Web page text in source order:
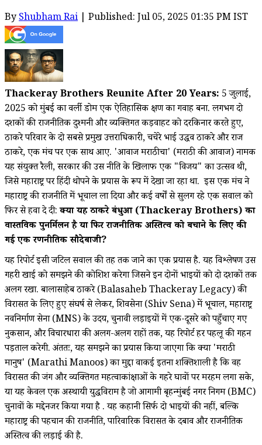
ByShubham Rai | Published: Jul 05, 2025 01:35 PM IST
Thackeray Brothers Reunite After 20 Years: 5 जुलाई,
2025 को मुंबई का वर्ली डोम एक ऐतिहासिक क्षण का गवाह बना. लगभग दो
दशकों की राजनीतिक दुश्मनी और व्यक्तिगत कड़वाहट को दरकिनार करते हुए,
ठाकरे परिवार के दो सबसे प्रमुख उत्तराधिकारी, चचेरे भाई उद्धव ठाकरे और राज
ठाकरे, एक मंच पर एक साथ आए. 'आवाज मराठीचा' (मराठी की आवाज) नामक
यह संयुक्त रैली, सरकार की उस नीति के खिलाफ एक "विजय" का उत्सव थी,
जिसे महाराष्ट्र पर हिंदी थोपने के प्रयास के रूप में देखा जा रहा था. इस एक मंच ने
महाराष्ट्र की राजनीति में भूचाल ला दिया और कई वर्षों से सुलग रहे एक सवाल को
फिर से हवा दे दी:क्या यह ठाकरे बंधुओं (Thackeray Brothers) का
वास्तविक पुनर्मिलन है या फिर राजनीतिक अस्तित्व को बचाने के लिए की
गई एक रणनीतिक सौदेबाजी?
यह रिपोर्ट इसी जटिल सवाल की तह तक जाने का एक प्रयास है. यह विश्लेषण उस
गहरी खाई को समझने की कोशिश करेगा जिसने इन दोनों भाइयों को दो दशकों तक
अलग रखा. बालासाहेब ठाकरे (Balasaheb Thackeray Legacy) की
विरासत के लिए हुए संघर्ष से लेकर, शिवसेना (Shiv Sena) में भूचाल, महाराष्ट्र
नवनिर्माण सेना (MNS) के उदय, चुनावी लड़ाइयों में एक-दूसरे को पहुँचाए गए
नुकसान, और विचारधारा की अलग-अलग राहों तक, यह रिपोर्ट हर पहलू की गहन
पड़ताल करेगी. अंततः, यह समझने का प्रयास किया जाएगा कि क्या 'मराठी
मानुष' (Marathi Manoos) का मुद्दा वाकई इतना शक्तिशाली है कि वह
विरासत की जंग और व्यक्तिगत महत्वाकांक्षाओं के गहरे घावों पर मरहम लगा सके,
या यह केवल एक अस्थायी युद्धविराम है जो आगामी बृहन्मुंबई नगर निगम (BMC)
चुनावों के मद्देनजर किया गया है . यह कहानी सिर्फ दो भाइयों की नहीं, बल्कि
महाराष्ट्र की पहचान की राजनीति, पारिवारिक विरासत के दबाव और राजनीतिक
अस्तित्व की लड़ाई की है.